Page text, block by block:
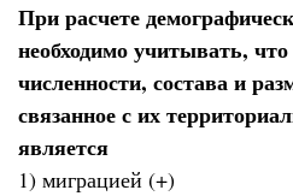
При расчете
необходимо учитывать,
численности, состава и
связанное с их
является
1) миграцией (+)